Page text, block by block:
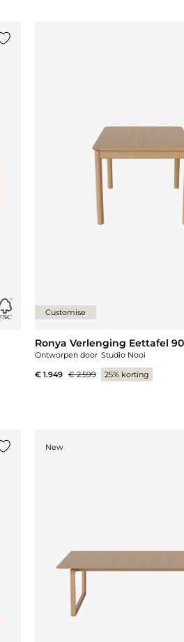
Customise
Ronya Verlenging Eettafel
Ontworpen door Studio Nooi
€ 1.949 € 2.599 25% korting
New